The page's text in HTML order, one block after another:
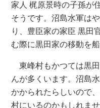
家人 梶原景時の子孫が
そうです。沼島水軍は
り、豊臣家の家臣 黒田
む際に黒田家の移動を
東峰村もかつては黒
んが多くいます。沼島
かかられたらしいので
村にいるのかもしれませ